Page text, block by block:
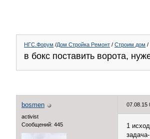
НГС.Форум /Дом Стройка Ремонт / Строим дом /
в бокс поставить ворота,
bosmen
activist
Сообщений: 445
07.08.15
1